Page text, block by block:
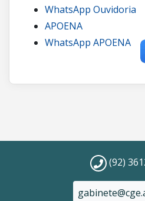
WhatsApp Ouvidoria
APOENA
WhatsApp APOENA
(92)